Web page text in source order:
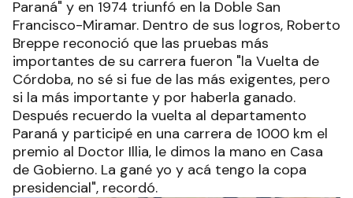
Paraná" y en 1974 triunfó en la Doble San
Francisco-Miramar. Dentro de sus logros, Roberto
Breppe reconoció que las pruebas más
importantes de su carrera fueron "la Vuelta de
Córdoba, no sé si fue de las más exigentes, pero
si la más importante y por haberla ganado.
Después recuerdo la vuelta al departamento
Paraná y participé en una carrera de 1000 km el
premio al Doctor Illia, le dimos la mano en Casa
de Gobierno. La gané yo y acá tengo la copa
presidencial", recordó.